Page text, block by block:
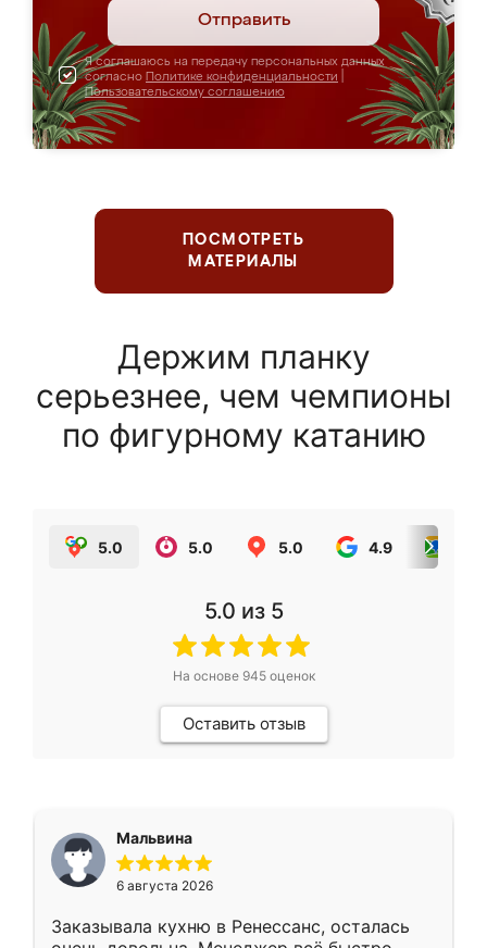
Отправить
Я соглашаюсь на передачу персональных данных
согласно Политике конфиденциальности
Пользовательскому соглашению
ПОСМОТРЕТЬ
МАТЕРИАЛЫ
Держим планку
серьезнее, чем чемпионы
по фигурному катанию
5.0 5.0 5.0 4.9
5.0 из 5
На основе 945оценок
Оставить отзыв
Мальвина
6 августа 2026
Заказывала кухню в Ренессанс, осталась